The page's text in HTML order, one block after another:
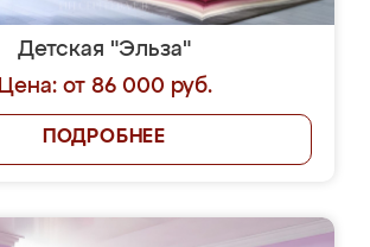
Детская "Эльза"
Цена: от 86 000 руб.
ПОДРОБНЕЕ